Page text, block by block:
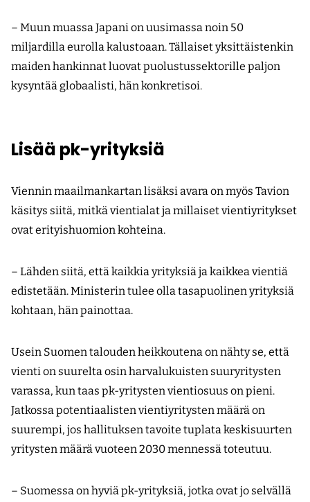
– Muun muassa Japani on uusimassa noin 50
miljardilla eurolla kalustoaan. Tällaiset yksittäistenkin
maiden hankinnat luovat puolustussektorille paljon
kysyntää globaalisti, hän konkretisoi.
Lisää pk-yrityksiä
Viennin maailmankartan lisäksi avara on myös Tavion
käsitys siitä, mitkä vientialat ja millaiset vientiyritykset
ovat erityishuomion kohteina.
– Lähden siitä, että kaikkia yrityksiä ja kaikkea vientiä
edistetään. Ministerin tulee olla tasapuolinen yrityksiä
kohtaan, hän painottaa.
Usein Suomen talouden heikkoutena on nähty se, että
vienti on suurelta osin harvalukuisten suuryritysten
varassa, kun taas pk-yritysten vientiosuus on pieni.
Jatkossa potentiaalisten vientiyritysten määrä on
suurempi, jos hallituksen tavoite tuplata keskisuurten
yritysten määrä vuoteen 2030 mennessä toteutuu.
– Suomessa on hyviä pk-yrityksiä, jotka ovat jo selvällä